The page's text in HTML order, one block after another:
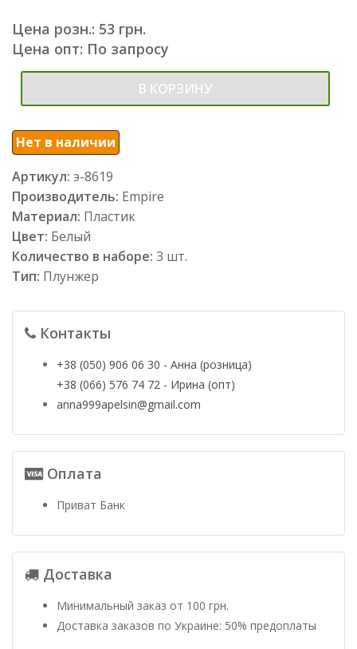
Цена розн.: 53 грн.
Цена опт: По запросу
В КОРЗИНУ
Нет в наличии
Артикул: э-8619
Производитель: Empire
Материал: Пластик
Цвет: Белый
Количество в наборе: 3 шт.
Тип: Плунжер
Контакты
+38 (050) 906 06 30 - Анна (розница)
+38 (066) 576 74 72 - Ирина (опт)
anna999apelsin@gmail.com
Оплата
Приват Банк
Доставка
Минимальный заказ от 100 грн.
Доставка заказов по Украине: 50% предоплаты